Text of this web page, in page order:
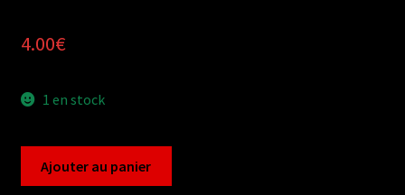
4.00€
1 en stock
Ajouter au panier